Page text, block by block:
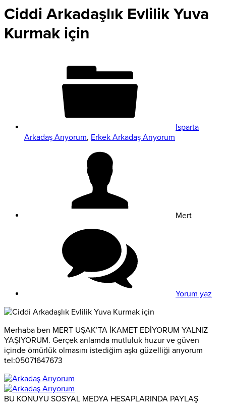
Ciddi Arkadaşlık Evlilik Yuva
Kurmak için
Isparta
Arkadaş Arıyorum, Erkek Arkadaş Arıyorum
Mert
Yorum yaz
Merhaba ben MERT UŞAK’TA İKAMET EDİYORUM YALNIZ
YAŞIYORUM. Gerçek anlamda mutluluk huzur ve güven
içinde ömürlük olmasını istediğim aşkı güzelliği arıyorum
tel:05071647673
BU KONUYU SOSYAL MEDYA HESAPLARINDA PAYLAŞ